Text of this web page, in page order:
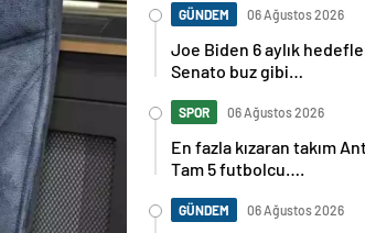
GÜNDEM 06 Ağustos 2026
Joe Biden 6 aylık
Senato buz gibi…
SPOR 06 Ağustos 2026
En fazla kızaran takım
Tam 5 futbolcu….
GÜNDEM 06 Ağustos 2026